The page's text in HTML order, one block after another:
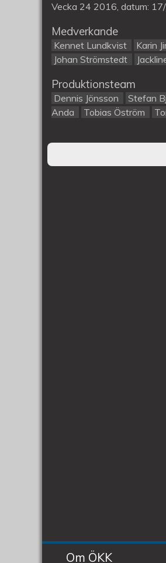
Vecka 24 2016, datum:
Medverkande
Kennet Lundkvist Karin
Johan Strömstedt
Produktionsteam
Dennis Jönsson Stefan
Anda
Tobias Öström
Om ÖKK